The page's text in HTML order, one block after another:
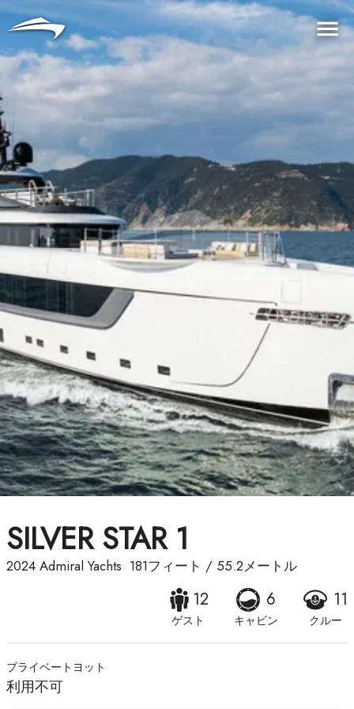
SILVER STAR 1
2024 Admiral Yachts 181フィート / 55.2メートル
12
ゲスト
6
キャビン
11
クルー
プライベートヨット
利用不可
言語
通貨